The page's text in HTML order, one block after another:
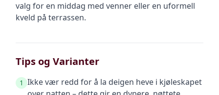
valg for en middag med venner eller en uformell
kveld på terrassen.
Tips og Varianter
1 Ikke vær redd for å la deigen heve i kjøleskapet